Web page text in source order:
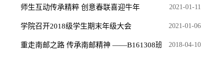
师生互动传承精粹 创意春联喜迎牛年 2021-01-11
学院召开2018级学生期末年级大会 2021-01-06
重走南邮之路 传承南邮精神 ——B161308班主题团日活动
2018-04-10